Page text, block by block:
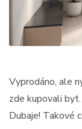
Vyprodáno, ale
zde kupovali
Dubaje! Takové